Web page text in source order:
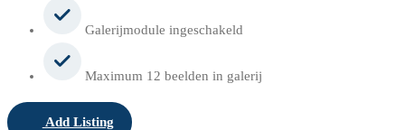
Galerijmodule ingeschakeld
Maximum 12 beelden in galerij
Add Listing